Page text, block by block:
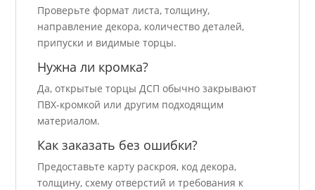
Проверьте формат листа, толщину,
направление декора, количество деталей,
припуски и видимые торцы.
Нужна ли кромка?
Да, открытые торцы ДСП обычно закрывают
ПВХ-кромкой или другим подходящим
материалом.
Как заказать без ошибки?
Предоставьте карту раскроя, код декора,
толщину, схему отверстий и требования к